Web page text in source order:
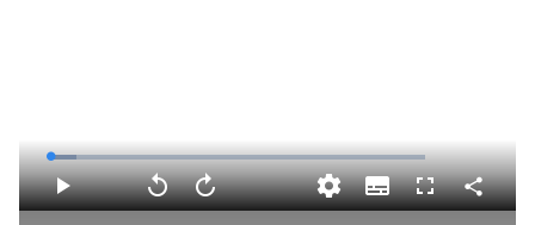
P V A
L
o
a
d
e
S
u
b
F C
o